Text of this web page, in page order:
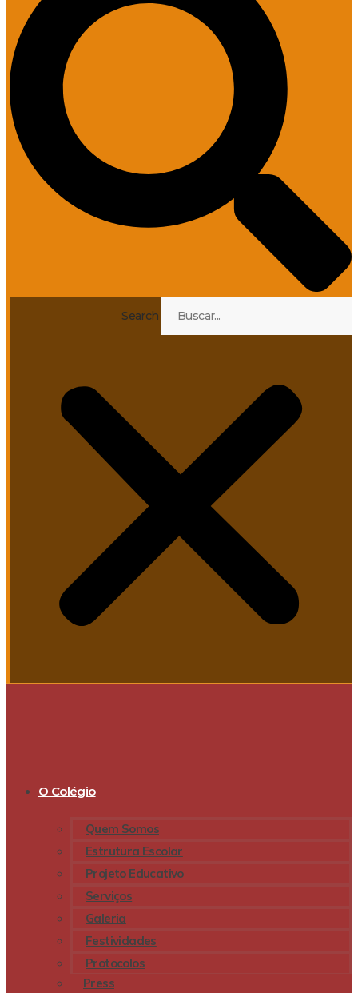
Search
O Colégio
Quem Somos
Estrutura Escolar
Projeto Educativo
Serviços
Galeria
Festividades
Protocolos
Press